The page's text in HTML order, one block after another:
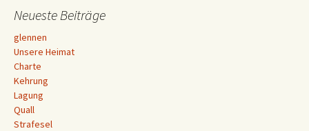
Neueste Beiträge
glennen
Unsere Heimat
Charte
Kehrung
Lagung
Quall
Strafesel